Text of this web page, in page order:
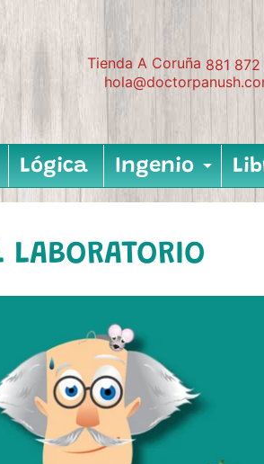
Tienda A Coruña 881
Lógica Ingenio
LABORATORIO